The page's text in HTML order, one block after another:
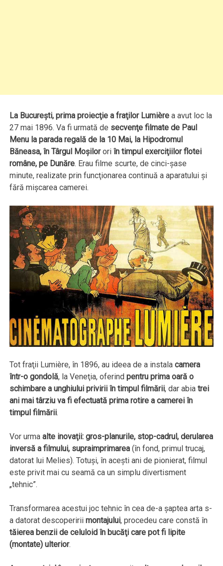
La Bucureşti, prima proiecţie a fraţilor Lumière a avut loc la
27 mai 1896. Va fi urmată de secvenţe filmate de Paul
Menu la parada regală de la 10 Mai, la Hipodromul
Băneasa, în Târgul Moşilororiîn timpul exerciţiilor flotei
române, pe Dunăre. Erau filme scurte, de cinci-şase
minute, realizate prin funcţionarea continuă a aparatului şi
fără mişcarea camerei.
Tot fraţii Lumière, în 1896, au ideea de a instalacamera
într-o gondolă, la Veneţia, oferindpentru prima oară o
schimbare a unghiului privirii în timpul filmării, dar abiatrei
ani mai târziu va fi efectuată prima rotire a camerei în
timpul filmării.
Vor urmaalte inovaţii: gros-planurile, stop-cadrul, derularea
inversă a filmului, supraimprimarea (în fond, primul trucaj,
datorat lui Melies). Totuşi, în aceşti ani de pionierat, filmul
este privit mai cu seamă ca un simplu divertisment
„tehnic”.
Transformarea acestui joc tehnic în cea de-a şaptea arta s-
a datorat descoperirii montajului, procedeu care constă în
tăierea benzii de celuloid în bucăţi care pot fi lipite
(montate) ulterior.